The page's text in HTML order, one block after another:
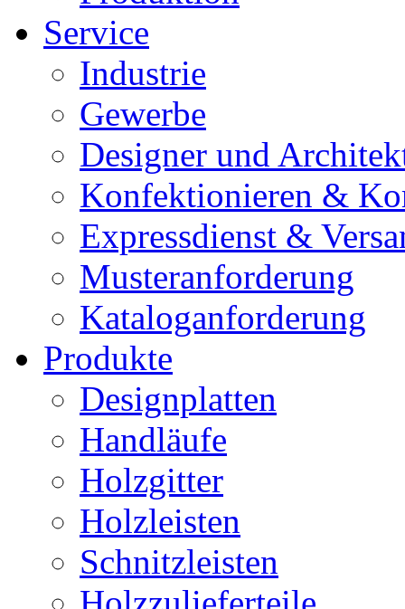
Service
Industrie
Gewerbe
Designer und
Konfektionieren &
Expressdienst &
Musteranforderung
Kataloganforderung
Produkte
Designplatten
Handläufe
Holzgitter
Holzleisten
Schnitzleisten